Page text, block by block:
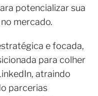
potencializar sua
mercado.
e focada,
para colher
atraindo
parcerias